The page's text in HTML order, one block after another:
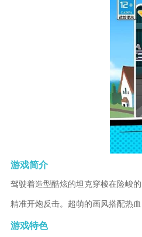
游戏简介
驾驶着造型酷炫的坦克穿梭在险峻
精准开炮反击。超萌的画风搭配热
游戏特色